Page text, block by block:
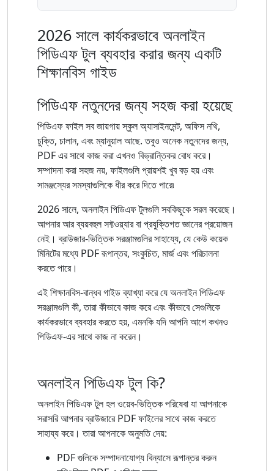
2026 সালে কার্যকরভাবে অনলাইন
পিডিএফ টুল ব্যবহার করার জন্য একটি
শিক্ষানবিস গাইড
পিডিএফ নতুনদের জন্য সহজ করা হয়েছে
পিডিএফ ফাইল সব জায়গায় স্কুল অ্যাসাইনমেন্ট, অফিস নথি,
চুক্তি, চালান, এবং ম্যানুয়াল আছে. তবুও অনেক নতুনদের জন্য,
PDF এর সাথে কাজ করা এখনও বিভ্রান্তিকর বোধ করে।
সম্পাদনা করা সহজ নয়, ফাইলগুলি প্রায়শই খুব বড় হয় এবং
সামঞ্জস্যের সমস্যাগুলিকে ধীর করে দিতে পারে৷
2026 সালে, অনলাইন পিডিএফ টুলগুলি সবকিছুকে সরল করেছে।
আপনার আর ব্যয়বহুল সফ্টওয়্যার বা প্রযুক্তিগত জ্ঞানের প্রয়োজন
নেই। ব্রাউজার-ভিত্তিক সরঞ্জামগুলির সাহায্যে, যে কেউ কয়েক
মিনিটের মধ্যে PDF রূপান্তর, সংকুচিত, মার্জ এবং পরিচালনা
করতে পারে।
এই শিক্ষানবিস-বান্ধব গাইড ব্যাখ্যা করে যে অনলাইন পিডিএফ
সরঞ্জামগুলি কী, তারা কীভাবে কাজ করে এবং কীভাবে সেগুলিকে
কার্যকরভাবে ব্যবহার করতে হয়, এমনকি যদি আপনি আগে কখনও
পিডিএফ-এর সাথে কাজ না করেন।
অনলাইন পিডিএফ টুল কি?
অনলাইন পিডিএফ টুল হল ওয়েব-ভিত্তিক পরিষেবা যা আপনাকে
সরাসরি আপনার ব্রাউজারে PDF ফাইলের সাথে কাজ করতে
সাহায্য করে। তারা আপনাকে অনুমতি দেয়:
PDF গুলিকে সম্পাদনাযোগ্য বিন্যাসে রূপান্তর করুন